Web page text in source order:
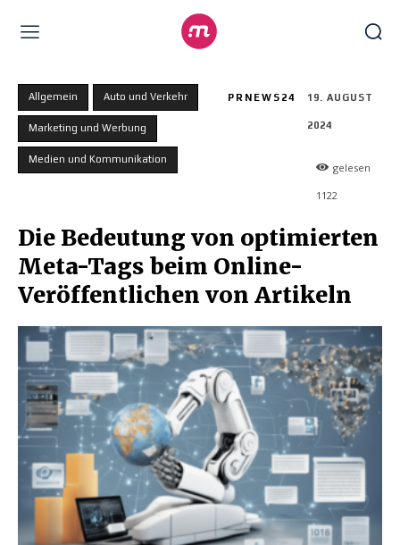
Allgemein Auto und Verkehr
Marketing und Werbung
Medien und Kommunikation
PRNEWS24 19. AUGUST
2024
gelesen
1122
Die Bedeutung von optimierten
Meta-Tags beim Online-
Veröffentlichen von Artikeln